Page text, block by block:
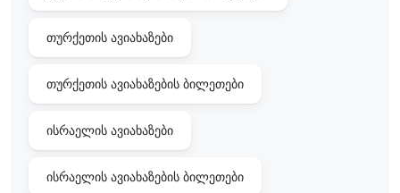
თურქეთის ავიახაზები
თურქეთის ავიახაზების ბილეთები
ისრაელის ავიახაზები
ისრაელის ავიახაზების ბილეთები